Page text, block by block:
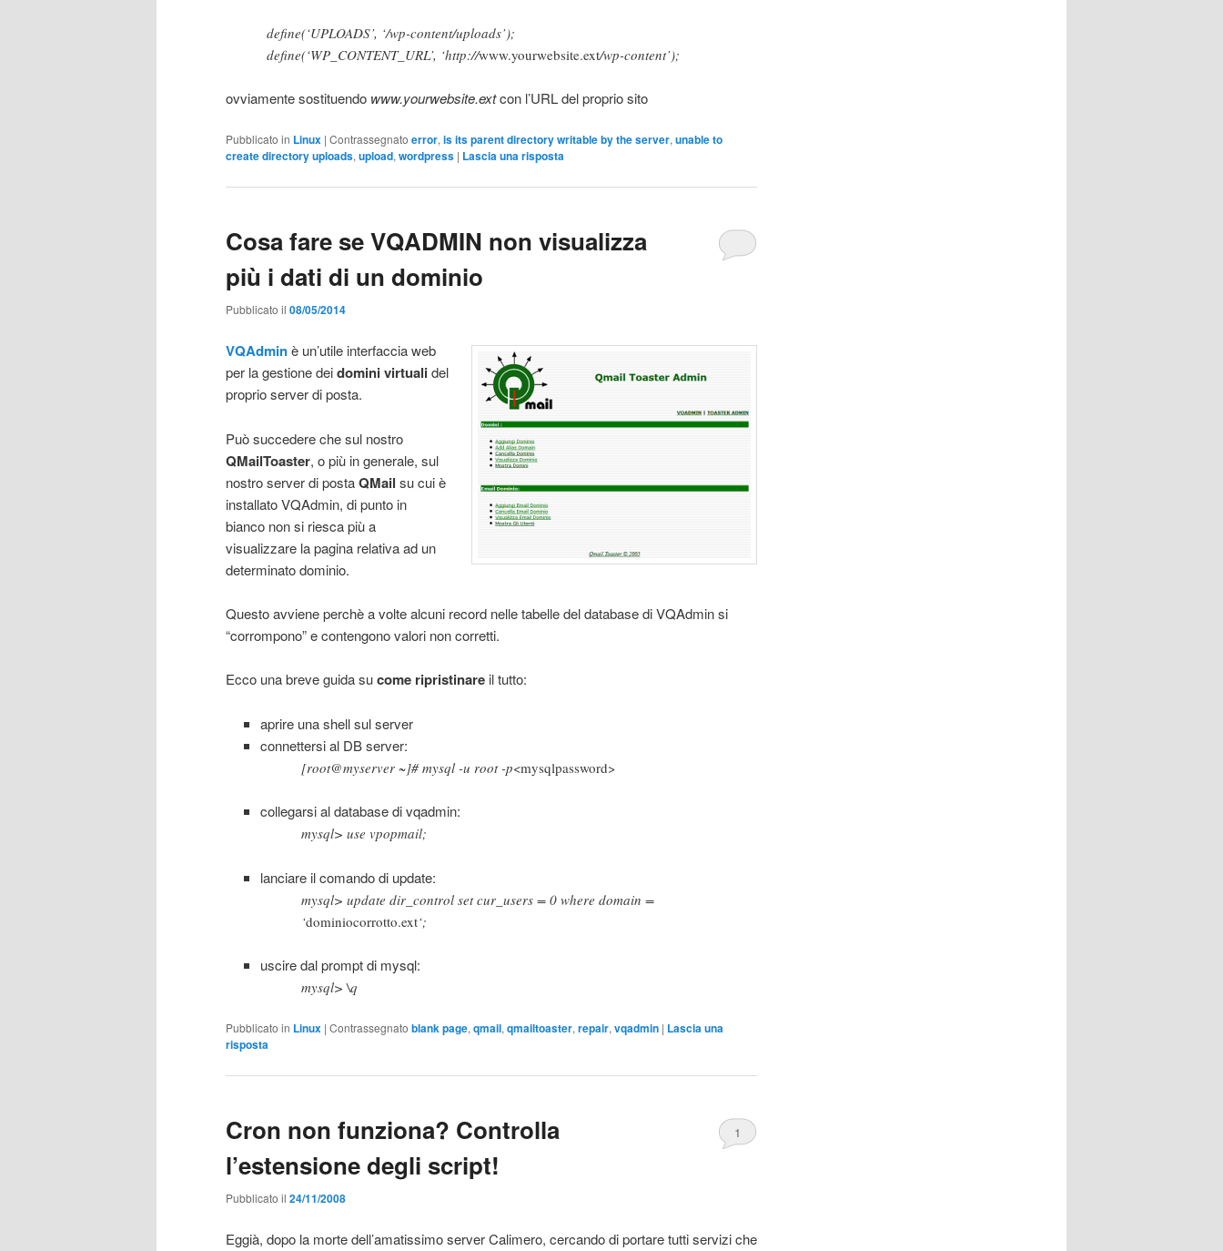
define(‘UPLOADS’, ‘/wp-content/uploads’);
define(‘WP_CONTENT_URL’, ‘http://www.yourwebsite.ext/wp-content’);
ovviamente sostituendo www.yourwebsite.extcon l’URL del proprio sito
Pubblicato in Linux | Contrassegnato error, is its parent directory writable by the server, unable to
create directory uploads, upload, wordpress | Lascia una risposta
Cosa fare se VQADMIN non visualizza
più i dati di un dominio
Pubblicato il 08/05/2014
VQAdminè un’utile interfaccia web
per la gestione deidomini virtualidel
proprio server di posta.
Può succedere che sul nostro
QMailToaster, o più in generale, sul
nostro server di postaQMail su cui è
installato VQAdmin, di punto in
bianco non si riesca più a
visualizzare la pagina relativa ad un
determinato dominio.
Questo avviene perchè a volte alcuni record nelle tabelle del database di VQAdmin si
“corrompono” e contengono valori non corretti.
Ecco una breve guida sucome ripristinare il tutto:
aprire una shell sul server
connettersi al DB server:
[root@myserver ~]# mysql -u root -p<mysqlpassword>
collegarsi al database di vqadmin:
mysql> use vpopmail;
lanciare il comando di update:
mysql> update dir_control set cur_users = 0 where domain =
‘dominiocorrotto.ext‘;
uscire dal prompt di mysql:
mysql> \q
Pubblicato in Linux | Contrassegnato blank page, qmail, qmailtoaster, repair, vqadmin | Lascia una
risposta
Cron non funziona? Controlla
l’estensione degli script!
Pubblicato il 24/11/2008
1
Eggià, dopo la morte dell’amatissimo server Calimero, cercando di portare tutti servizi che